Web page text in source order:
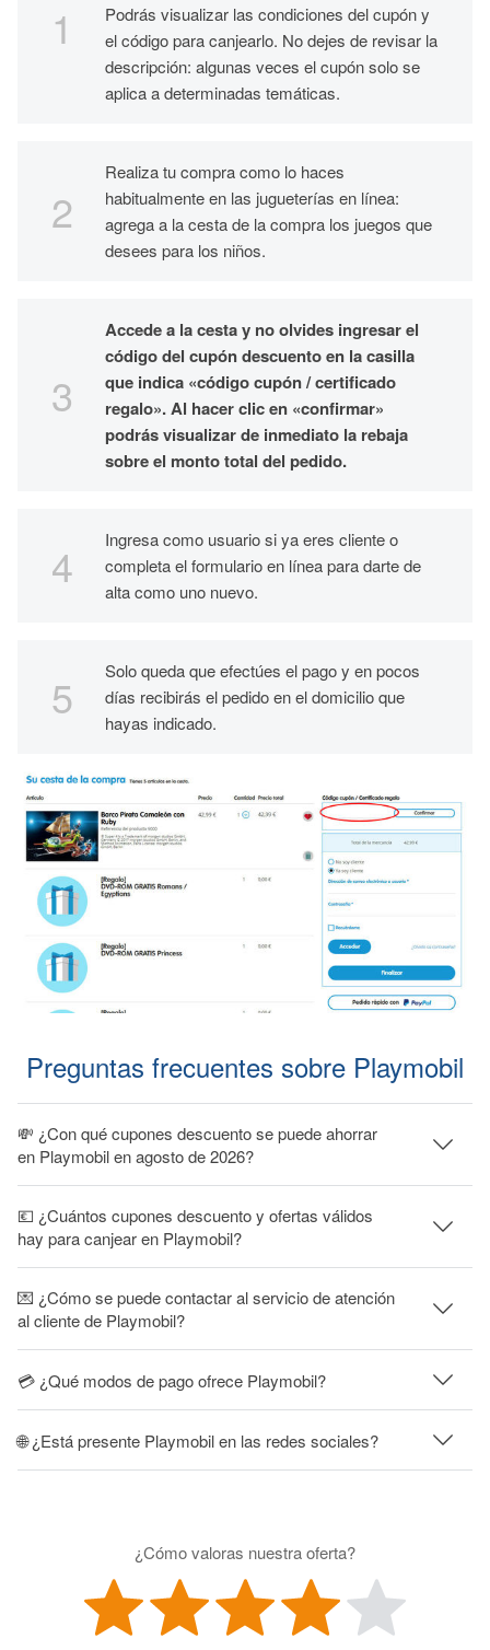
Podrás visualizar las condiciones del cupón y
el código para canjearlo. No dejes de revisar la
descripción: algunas veces el cupón solo se
aplica a determinadas temáticas.
Realiza tu compra como lo haces
habitualmente en las jugueterías en línea:
agrega a la cesta de la compra los juegos que
desees para los niños.
Accede a la cesta y no olvides ingresar el
código del cupón descuento en la casilla
que indica «código cupón / certificado
regalo». Al hacer clic en «confirmar»
podrás visualizar de inmediato la rebaja
sobre el monto total del pedido.
Ingresa como usuario si ya eres cliente o
completa el formulario en línea para darte de
alta como uno nuevo.
Solo queda que efectúes el pago y en pocos
días recibirás el pedido en el domicilio que
hayas indicado.
Preguntas frecuentes sobre Playmobil
💸 ¿Con qué cupones descuento se puede ahorrar
en Playmobil en agosto de 2026?
💶 ¿Cuántos cupones descuento y ofertas válidos
hay para canjear en Playmobil?
💌 ¿Cómo se puede contactar al servicio de atención
al cliente de Playmobil?
💳 ¿Qué modos de pago ofrece Playmobil?
🌐 ¿Está presente Playmobil en las redes sociales?
¿Cómo valoras nuestra oferta?